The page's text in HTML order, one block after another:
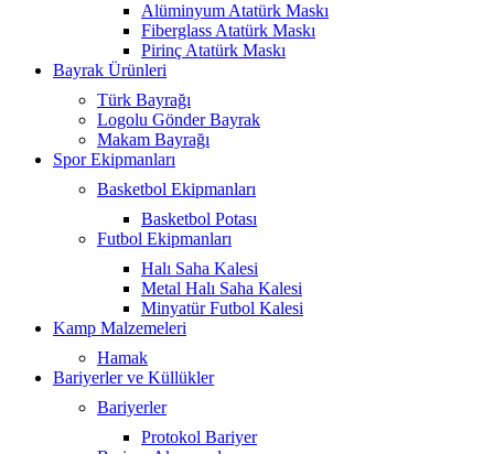
Alüminyum Atatürk Maskı
Fiberglass Atatürk Maskı
Pirinç Atatürk Maskı
Bayrak Ürünleri
Türk Bayrağı
Logolu Gönder Bayrak
Makam Bayrağı
Spor Ekipmanları
Basketbol Ekipmanları
Basketbol Potası
Futbol Ekipmanları
Halı Saha Kalesi
Metal Halı Saha Kalesi
Minyatür Futbol Kalesi
Kamp Malzemeleri
Hamak
Bariyerler ve Küllükler
Bariyerler
Protokol Bariyer